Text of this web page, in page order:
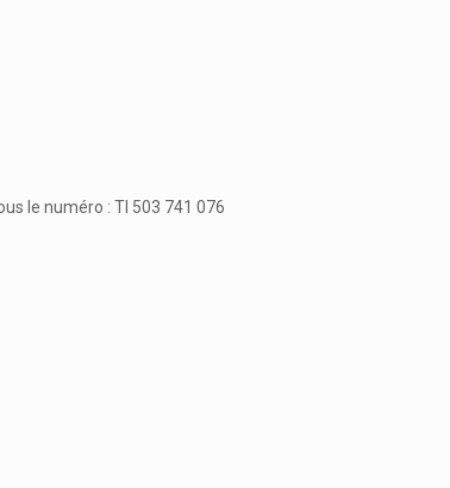
le numéro : TI 503 741 076